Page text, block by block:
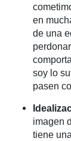
en
de una
soy lo
pasen
imagen
tiene